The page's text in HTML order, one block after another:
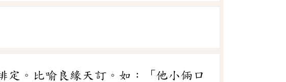
定。比喻良緣天訂。如：「他小倆口